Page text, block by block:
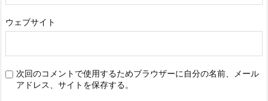
ウェブサイト
次回のコメントで使用するためブラウザーに自分の名前、メール
アドレス、サイトを保存する。